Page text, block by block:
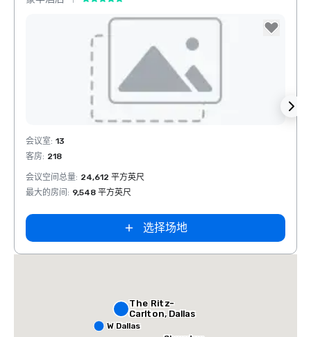
Removed from favorites
会议室: 13
客房: 218
会议空间总量: 24,612 平方英尺
最大的房间 : 9,548 平方英尺
选择场地
The Ritz-
Carlton, Dallas
W Dallas